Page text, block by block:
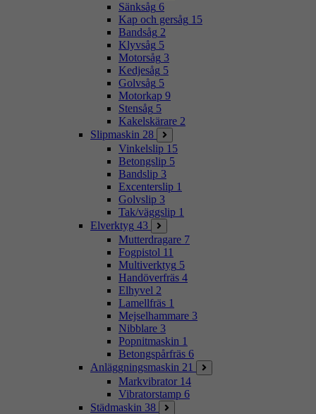
Sänksåg 6
Kap och gersåg 15
Bandsåg 2
Klyvsåg 5
Motorsåg 3
Kedjesåg 5
Golvsåg 5
Motorkap 9
Stensåg 5
Kakelskärare 2
Slipmaskin 28
Vinkelslip 15
Betongslip 5
Bandslip 3
Excenterslip 1
Golvslip 3
Tak/väggslip 1
Elverktyg 43
Mutterdragare 7
Fogpistol 11
Multiverktyg 5
Handöverfräs 4
Elhyvel 2
Lamellfräs 1
Mejselhammare 3
Nibblare 3
Popnitmaskin 1
Betongspårfräs 6
Anläggningsmaskin 21
Markvibrator 14
Vibratorstamp 6
Städmaskin 38